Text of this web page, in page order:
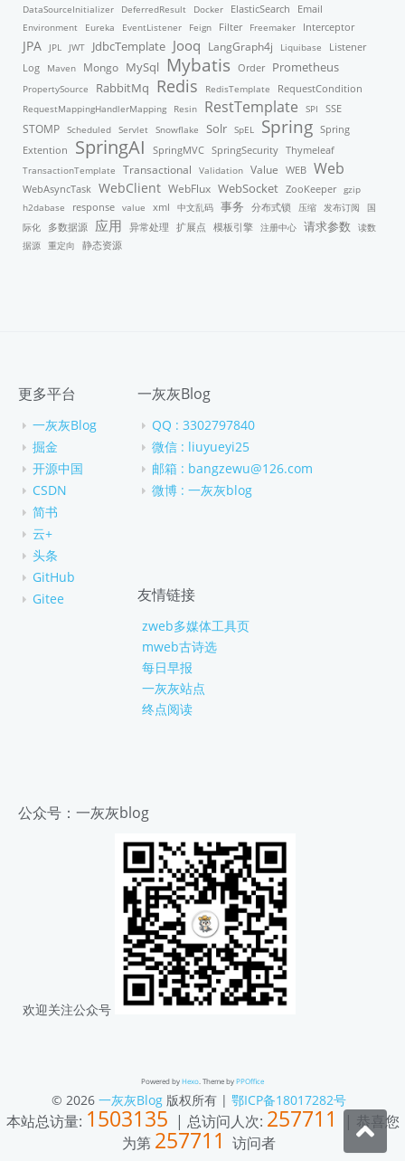
DataSourceInitializer DeferredResult Docker ElasticSearch
Email
Environment
Eureka EventListener Feign Filter Freemaker Interceptor
JPA JPL JWT JdbcTemplate Jooq LangGraph4j Liquibase Listener
Log Maven Mongo MySql Mybatis Order Prometheus
PropertySource RabbitMq Redis RedisTemplate
RequestCondition
RequestMappingHandlerMapping
Resin RestTemplate SPI SSE
STOMP Scheduled Servlet Snowflake Solr SpEL Spring Spring
Extention
SpringAI SpringMVC SpringSecurity Thymeleaf
TransactionTemplate Transactional Validation Value WEB Web
WebAsyncTask WebClient WebFlux WebSocket ZooKeeper gzip
h2dabase
response value xml 中文乱码 事务 分布式锁 压缩 发布订阅
国
际化
多数据源 应用 异常处理 扩展点 模板引擎 注册中心 请求参数
读数
据源 重定向 静态资源
更多平台
一灰灰Blog
掘金
开源中国
CSDN
简书
云+
头条
GitHub
Gitee
一灰灰Blog
QQ : 3302797840
微信 : liuyueyi25
邮箱 : bangzewu@126.com
微博 : 一灰灰blog
友情链接
zweb多媒体工具页
mweb古诗选
每日早报
一灰灰站点
终点阅读
公众号：一灰灰blog
欢迎关注公众号
Powered byHexo . Theme byPPOffice
© 2026 一灰灰Blog 版权所有 | 鄂ICP备18017282号
本站总访量: 1503135 | 总访问人次: 257711
| 恭喜您
为第 257711 访问者